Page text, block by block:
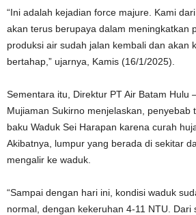
“Ini adalah kejadian force majure. Kami
akan terus berupaya dalam meningkatkan
produksi air sudah jalan kembali dan akan
bertahap,” ujarnya, Kamis (16/1/2025).
Sementara itu, Direktur PT Air Batam Hulu
Mujiaman Sukirno menjelaskan, penyebab
baku Waduk Sei Harapan karena curah
Akibatnya, lumpur yang berada di sekitar
mengalir ke waduk.
“Sampai dengan hari ini, kondisi waduk
normal, dengan kekeruhan 4-11 NTU. Dari